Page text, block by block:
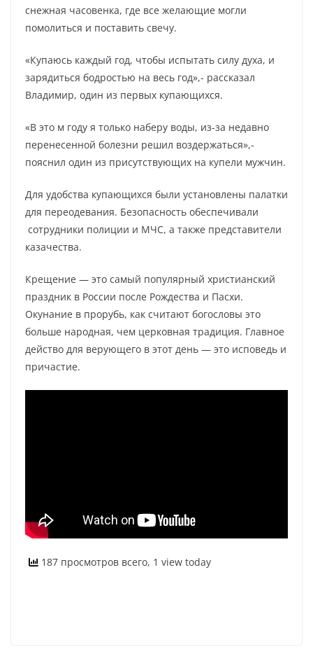
снежная часовенка, где все желающие могли
помолиться и поставить свечу.
«Купаюсь каждый год, чтобы испытать силу духа, и
зарядиться бодростью на весь год»,- рассказал
Владимир, один из первых купающихся.
«В это м году я только наберу воды, из-за недавно
перенесенной болезни решил воздержаться»,-
пояснил один из присутствующих на купели мужчин.
Для удобства купающихся были установлены палатки
для переодевания. Безопасность обеспечивали
сотрудники полиции и МЧС, а также представители
казачества.
Крещение — это самый популярный христианский
праздник в России после Рождества и Пасхи.
Окунание в прорубь, как считают богословы это
больше народная, чем церковная традиция. Главное
действо для верующего в этот день — это исповедь и
причастие.
187 просмотров всего, 1 view today